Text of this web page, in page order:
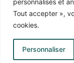
personnalisés et
Tout accepter »,
cookies.
Personnaliser
?
Nous vous
pour mieux